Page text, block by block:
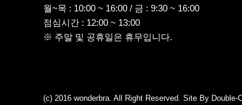
월~목 : 10:00 ~ 16:00 / 금 : 9:30 ~ 16:00
점심시간 : 12:00 ~ 13:00
※ 주말 및 공휴일은 휴무입니다.
(c) 2016 wonderbra. All Right Reserved. Site By Double-